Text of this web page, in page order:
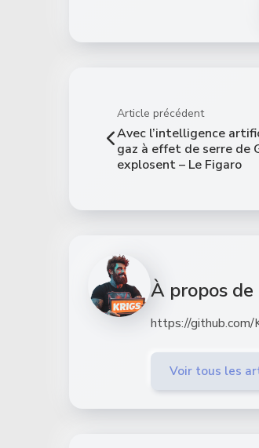
Article précédent
Avec l’intelligence
gaz à effet de serre de
explosent – Le Figaro
À propos
https://github.com/
Voir tous les